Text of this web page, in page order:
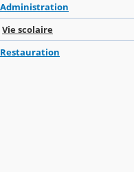
Administration
Vie scolaire
Restauration